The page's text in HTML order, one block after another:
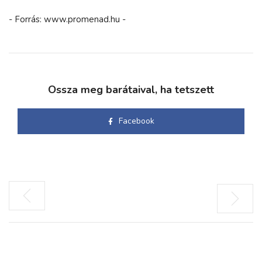
- Forrás: www.promenad.hu -
Ossza meg barátaival, ha tetszett
Facebook